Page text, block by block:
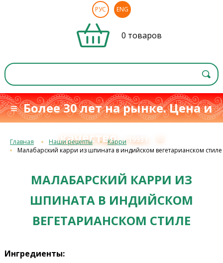
РУС ENG
0 товаров
≡ Более 30 лет на рынке. Цена и
качествос 1993 г. ≡
Главная Наши рецепты
Карри
Малабарский карри из шпината в индийском вегетарианском стиле
МАЛАБАРСКИЙ КАРРИ ИЗ
ШПИНАТА В ИНДИЙСКОМ
ВЕГЕТАРИАНСКОМ СТИЛЕ
Ингредиенты: